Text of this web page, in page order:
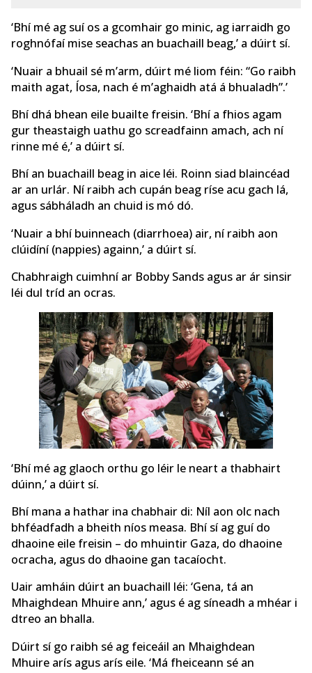
‘Bhí mé ag suí os a gcomhair go minic, ag iarraidh go
roghnófaí mise seachas an buachaill beag,’ a dúirt sí.
‘Nuair a bhuail sé m’arm, dúirt mé liom féin: “Go raibh
maith agat, Íosa, nach é m’aghaidh atá á bhualadh”.’
Bhí dhá bhean eile buailte freisin. ‘Bhí a fhios agam
gur theastaigh uathu go screadfainn amach, ach ní
rinne mé é,’ a dúirt sí.
Bhí an buachaill beag in aice léi. Roinn siad blaincéad
ar an urlár. Ní raibh ach cupán beag ríse acu gach lá,
agus sábháladh an chuid is mó dó.
‘Nuair a bhí buinneach (diarrhoea) air, ní raibh aon
clúidíní (nappies) againn,’ a dúirt sí.
Chabhraigh cuimhní ar Bobby Sands agus ar ár sinsir
léi dul tríd an ocras.
‘Bhí mé ag glaoch orthu go léir le neart a thabhairt
dúinn,’ a dúirt sí.
Bhí mana a hathar ina chabhair di: Níl aon olc nach
bhféadfadh a bheith níos measa. Bhí sí ag guí do
dhaoine eile freisin – do mhuintir Gaza, do dhaoine
ocracha, agus do dhaoine gan tacaíocht.
Uair amháin dúirt an buachaill léi: ‘Gena, tá an
Mhaighdean Mhuire ann,’ agus é ag síneadh a mhéar i
dtreo an bhalla.
Dúirt sí go raibh sé ag feiceáil an Mhaighdean
Mhuire arís agus arís eile. ‘Má fheiceann sé an